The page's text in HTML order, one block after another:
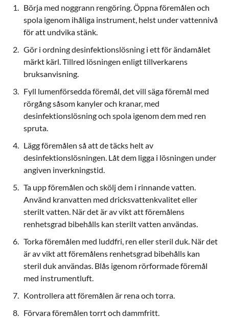
Börja med noggrann rengöring. Öppna föremålen och
spola igenom ihåliga instrument, helst under vattennivå
för att undvika stänk.
Gör i ordning desinfektionslösning i ett för ändamålet
märkt kärl. Tillred lösningen enligt tillverkarens
bruksanvisning.
Fyll lumenförsedda föremål, det vill säga föremål med
rörgång såsom kanyler och kranar, med
desinfektionslösning och spola igenom dem med ren
spruta.
Lägg föremålen så att de täcks helt av
desinfektionslösningen. Låt dem ligga i lösningen under
angiven inverkningstid.
Ta upp föremålen och skölj dem i rinnande vatten.
Använd kranvatten med dricksvattenkvalitet eller
sterilt vatten. När det är av vikt att föremålens
renhetsgrad bibehålls kan sterilt vatten användas.
Torka föremålen med luddfri, ren eller steril duk. När det
är av vikt att föremålens renhetsgrad bibehålls kan
steril duk användas. Blås igenom rörformade föremål
med instrumentluft.
Kontrollera att föremålen är rena och torra.
Förvara föremålen torrt och dammfritt.